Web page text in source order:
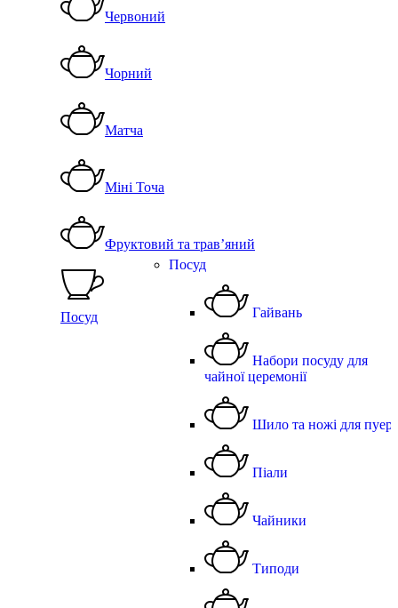
Червоний
Чорний
Матча
Міні Точа
Фруктовий та трав’яний
Посуд
Посуд
Гайвань
Набори посуду для
чайної церемонії
Шило та ножі для
Піали
Чайники
Типоди